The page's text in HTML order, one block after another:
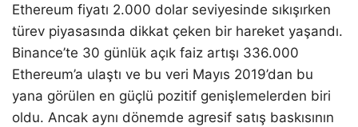
Ethereum fiyatı 2.000 dolar seviyesinde sıkışırken
türev piyasasında dikkat çeken bir hareket yaşandı.
Binance’te 30 günlük açık faiz artışı 336.000
Ethereum’a ulaştı ve bu veri Mayıs 2019’dan bu
yana görülen en güçlü pozitif genişlemelerden biri
oldu. Ancak aynı dönemde agresif satış baskısının